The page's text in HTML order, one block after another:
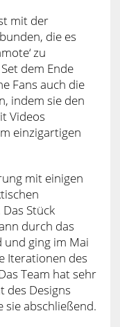
mit der
die es
zu
dem Ende
Fans auch die
indem sie den
Videos
einzigartigen
mit einigen
Stück
durch das
ging im Mai
Iterationen des
Team hat sehr
des Designs
sie abschließend.